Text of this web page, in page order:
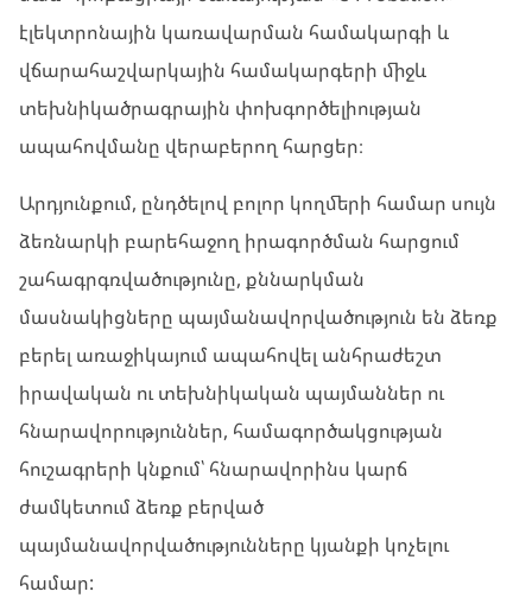
էլեկտրոնային կառավարման համակարգի և
վճարահաշվարկային համակարգերի միջև
տեխնիկածրագրային փոխգործելիության
ապահովմանը վերաբերող հարցեր։
Արդյունքում, ընդծելով բոլոր կողմերի համար սույն
ձեռնարկի բարեհաջող իրագործման հարցում
շահագրգռվածությունը, քննարկման
մասնակիցները պայմանավորվածություն են ձեռք
բերել առաջիկայում ապահովել անհրաժեշտ
իրավական ու տեխնիկական պայմաններ ու
հնարավորություններ, համագործակցության
հուշագրերի կնքում՝ հնարավորինս կարճ
ժամկետում ձեռք բերված
պայմանավորվածությունները կյանքի կոչելու
համար: